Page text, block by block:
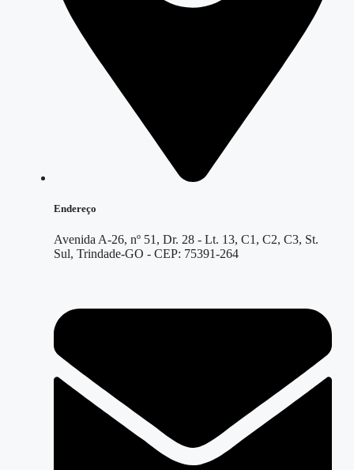
Endereço
Avenida A-26, nº 51, Dr. 28 - Lt. 13, C1, C2, C3, St.
Sul, Trindade-GO - CEP: 75391-264